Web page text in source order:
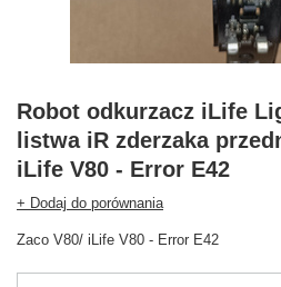
Robot odkurzacz iLife
listwa iR zderzaka
iLife V80 - Error E42
+ Dodaj do porównania
Zaco V80/ iLife V80 - Error E42